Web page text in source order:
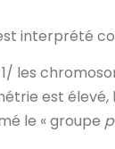
interprété
les
est
le « groupe